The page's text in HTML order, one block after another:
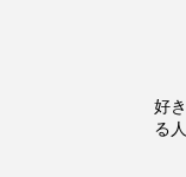
好
る